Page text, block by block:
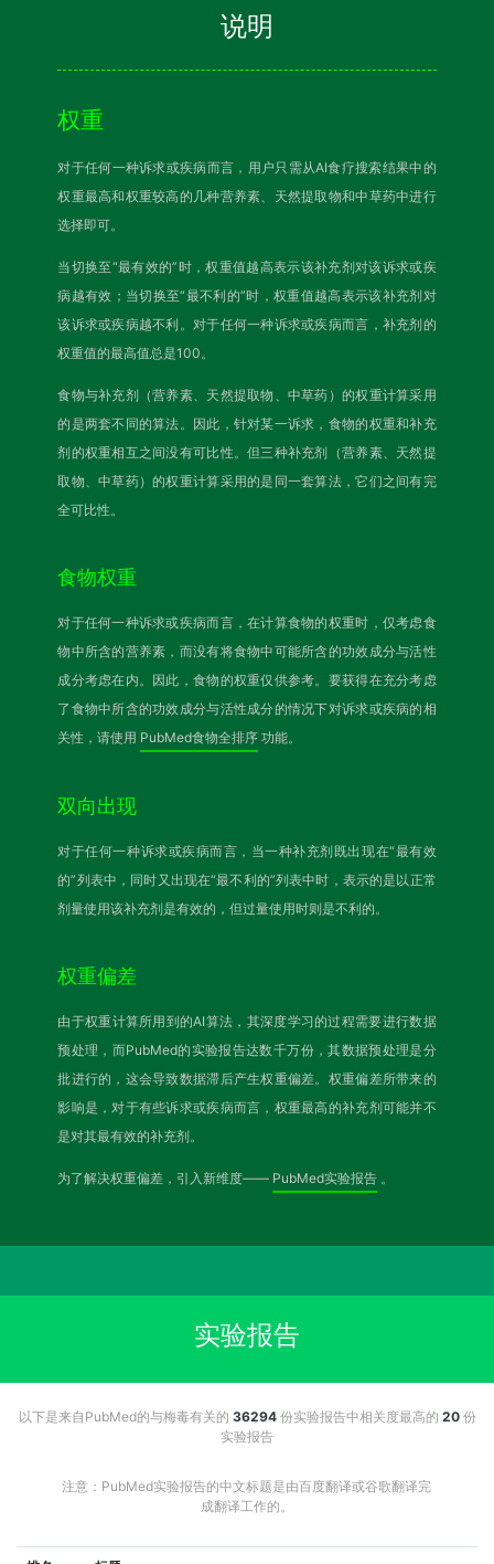
说明
权重
对于任何一种诉求或疾病而言，用户只需从AI食疗搜索结果中的
权重最高和权重较高的几种营养素、天然提取物和中草药中进行
选择即可。
当切换至“最有效的”时，权重值越高表示该补充剂对该诉求或疾
病越有效；当切换至“最不利的”时，权重值越高表示该补充剂对
该诉求或疾病越不利。对于任何一种诉求或疾病而言，补充剂的
权重值的最高值总是100。
食物与补充剂（营养素、天然提取物、中草药）的权重计算采用
的是两套不同的算法。因此，针对某一诉求，食物的权重和补充
剂的权重相互之间没有可比性。但三种补充剂（营养素、天然提
取物、中草药）的权重计算采用的是同一套算法，它们之间有完
全可比性。
食物权重
对于任何一种诉求或疾病而言，在计算食物的权重时，仅考虑食
物中所含的营养素，而没有将食物中可能所含的功效成分与活性
成分考虑在内。因此，食物的权重仅供参考。要获得在充分考虑
了食物中所含的功效成分与活性成分的情况下对诉求或疾病的相
关性，请使用 PubMed食物全排序 功能。
双向出现
对于任何一种诉求或疾病而言，当一种补充剂既出现在“最有效
的”列表中，同时又出现在“最不利的”列表中时，表示的是以正常
剂量使用该补充剂是有效的，但过量使用时则是不利的。
权重偏差
由于权重计算所用到的AI算法，其深度学习的过程需要进行数据
预处理，而PubMed的实验报告达数千万份，其数据预处理是分
批进行的，这会导致数据滞后产生权重偏差。权重偏差所带来的
影响是，对于有些诉求或疾病而言，权重最高的补充剂可能并不
是对其最有效的补充剂。
为了解决权重偏差，引入新维度—— PubMed实验报告 。
实验报告
以下是来自PubMed的与梅毒有关的 36294份实验报告中相关度最高的 20份
实验报告
注意：PubMed实验报告的中文标题是由百度翻译或谷歌翻译完
成翻译工作的。